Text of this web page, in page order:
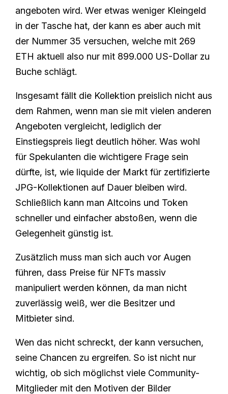
angeboten wird. Wer etwas weniger Kleingeld
in der Tasche hat, der kann es aber auch mit
der Nummer 35 versuchen, welche mit 269
ETH aktuell also nur mit 899.000 US-Dollar zu
Buche schlägt.
Insgesamt fällt die Kollektion preislich nicht aus
dem Rahmen, wenn man sie mit vielen anderen
Angeboten vergleicht, lediglich der
Einstiegspreis liegt deutlich höher. Was wohl
für Spekulanten die wichtigere Frage sein
dürfte, ist, wie liquide der Markt für zertifizierte
JPG-Kollektionen auf Dauer bleiben wird.
Schließlich kann man Altcoins und Token
schneller und einfacher abstoßen, wenn die
Gelegenheit günstig ist.
Zusätzlich muss man sich auch vor Augen
führen, dass Preise für NFTs massiv
manipuliert werden können, da man nicht
zuverlässig weiß, wer die Besitzer und
Mitbieter sind.
Wen das nicht schreckt, der kann versuchen,
seine Chancen zu ergreifen. So ist nicht nur
wichtig, ob sich möglichst viele Community-
Mitglieder mit den Motiven der Bilder